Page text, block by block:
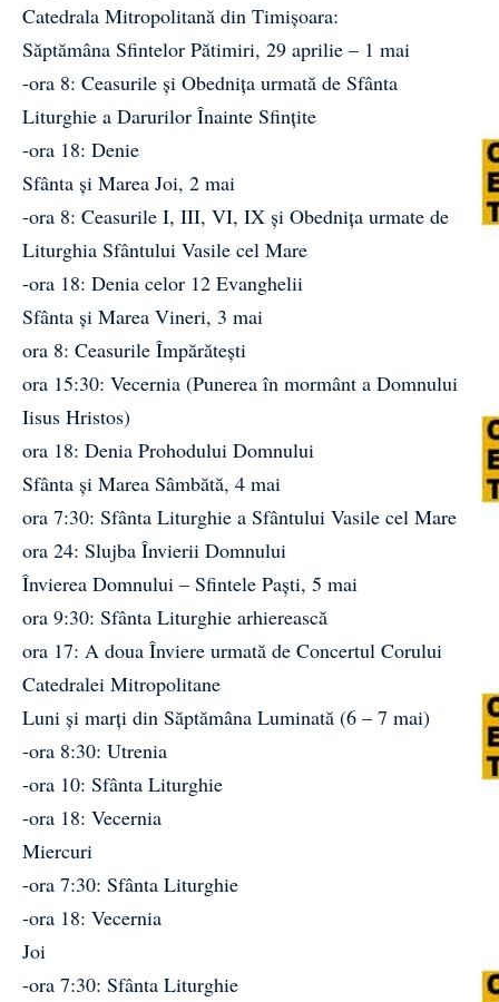
Catedrala Mitropolitană din Timișoara:
Săptămâna Sfintelor Pătimiri, 29 aprilie – 1 mai
-ora 8: Ceasurile şi Obedniţa urmată de Sfânta
Liturghie a Darurilor Înainte Sfințite
-ora 18: Denie
Sfânta și Marea Joi, 2 mai
-ora 8: Ceasurile I, III, VI, IX şi Obedniţa urmate de
Liturghia Sfântului Vasile cel Mare
-ora 18: Denia celor 12 Evanghelii
Sfânta și Marea Vineri, 3 mai
ora 8: Ceasurile Împărătești
ora 15:30: Vecernia (Punerea în mormânt a Domnului
Iisus Hristos)
ora 18: Denia Prohodului Domnului
Sfânta și Marea Sâmbătă, 4 mai
ora 7:30: Sfânta Liturghie a Sfântului Vasile cel Mare
ora 24: Slujba Învierii Domnului
Învierea Domnului – Sfintele Paști, 5 mai
ora 9:30: Sfânta Liturghie arhierească
ora 17: A doua Înviere urmată de Concertul Corului
Catedralei Mitropolitane
Luni și marți din Săptămâna Luminată (6 – 7 mai)
-ora 8:30: Utrenia
-ora 10: Sfânta Liturghie
-ora 18: Vecernia
Miercuri
-ora 7:30: Sfânta Liturghie
-ora 18: Vecernia
Joi
-ora 7:30: Sfânta Liturghie